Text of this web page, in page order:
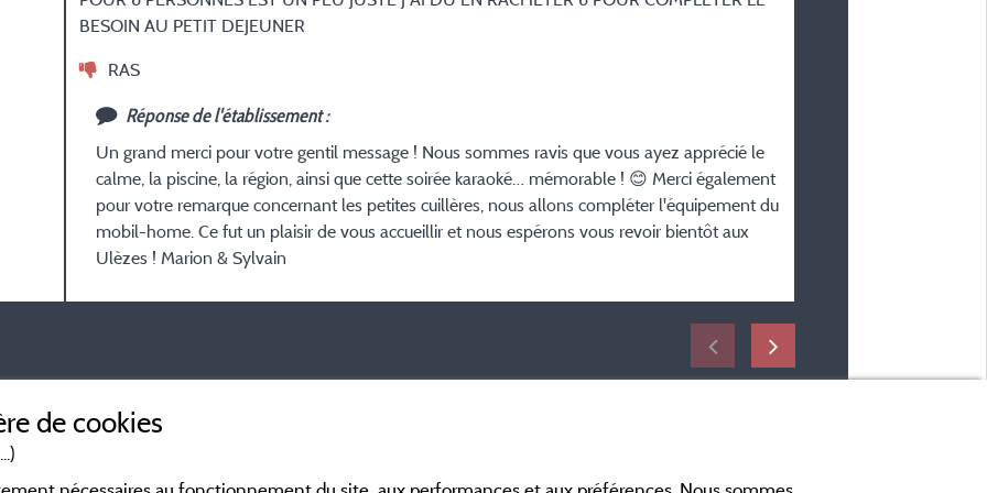
BESOIN AU PETIT DEJEUNER
RAS
Réponse de l'établissement :
Un grand merci pour votre gentil message ! Nous sommes ravis que vous ayez apprécié le
calme, la piscine, la région, ainsi que cette soirée karaoké… mémorable ! 😊 Merci également
pour votre remarque concernant les petites cuillères, nous allons compléter l'équipement du
mobil-home. Ce fut un plaisir de vous accueillir et nous espérons vous revoir bientôt aux
Ulèzes ! Marion & Sylvain
En savoir plus
de cookies